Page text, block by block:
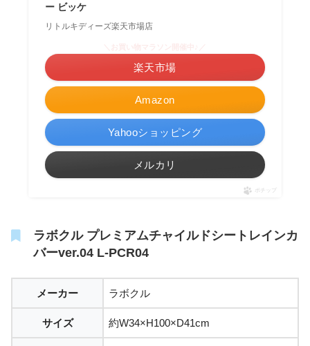
ー ビッケ
リトルキディーズ楽天市場店
Amazon
楽天市場
Yahooショッピング
メルカリ
ポチップ
ラボクル プレミアムチャイルドシートレインカ
バーver.04 L-PCR04
メーカー ラボクル
サイズ 約W34×H100×D41cm